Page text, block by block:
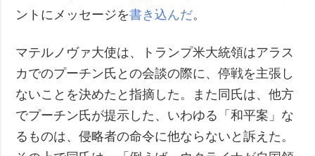
ントにメッセージを書き込んだ。
マテルノヴァ大使は、トランプ米大統領はアラス
カでのプーチン氏との会談の際に、停戦を主張し
ないことを決めたと指摘した。また同氏は、他方
でプーチン氏が提示した、いわゆる「和平案」な
るものは、侵略者の命令に他ならないと訴えた。